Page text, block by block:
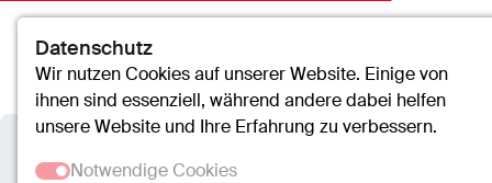
Kontakt Suche Menü
St.-Clemens-Hospital Geldern
Datenschutz
Wir nutzen Cookies auf unserer Website. Einige von
ihnen sind essenziell, während andere dabei helfen
unsere Website und Ihre Erfahrung zu verbessern.
Notwendige Cookies